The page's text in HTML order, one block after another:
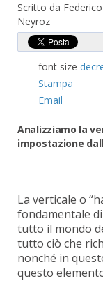
Scritto da
Neyroz
font size
Stampa
Email
Analizziamo la
impostazione
La verticale o
fondamentale
tutto il mondo
tutto ciò che
nonché in
questo